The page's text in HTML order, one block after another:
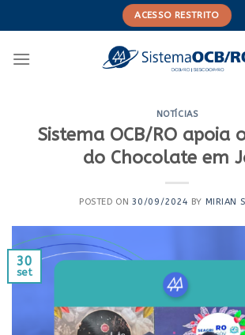
to
ACESSO RESTRITO
NOTÍCIAS
Sistema OCB/RO apoia
do Chocolate em
POSTED ON 30/09/2024 BY MIRIAN
30
set